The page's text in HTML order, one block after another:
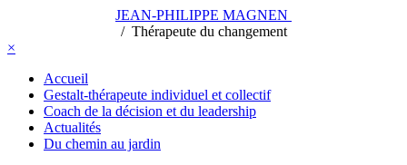
JEAN-PHILIPPE MAGNEN
// Thérapeute du changement
×
Accueil
Gestalt-thérapeute individuel et collectif
Coach de la décision et du leadership
Actualités
Du chemin au jardin